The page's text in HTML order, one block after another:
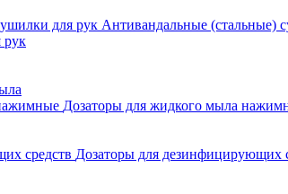
Антивандальные (стальные)
рук
Дозаторы для жидкого мыла
Дозаторы для дезинфицирующих